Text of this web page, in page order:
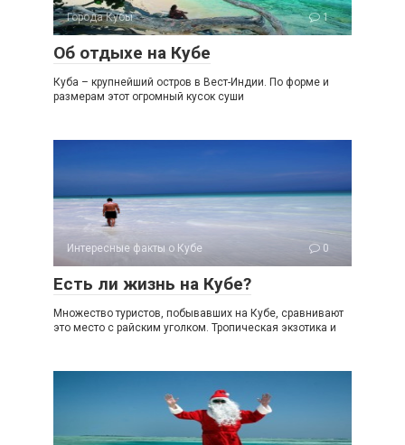
Города Кубы 1
Об отдыхе на Кубе
Куба – крупнейший остров в Вест-Индии. По форме и
размерам этот огромный кусок суши
Интересные факты о Кубе 0
Есть ли жизнь на Кубе?
Множество туристов, побывавших на Кубе, сравнивают
это место с райским уголком. Тропическая экзотика и